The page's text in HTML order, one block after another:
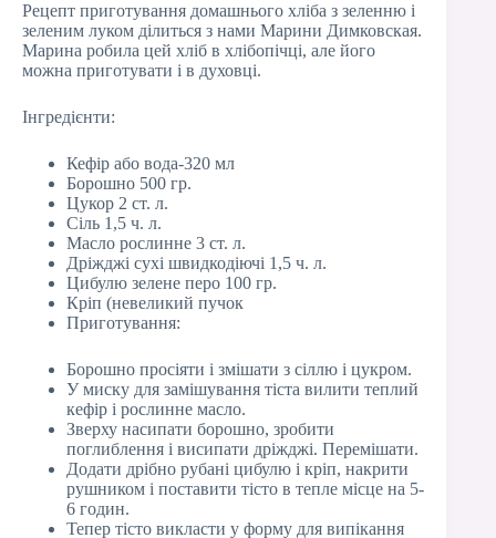
Рецепт приготування домашнього хліба з зеленню і
зеленим луком ділиться з нами Марини Димковская.
Марина робила цей хліб в хлібопічці, але його
можна приготувати і в духовці.
Інгредієнти:
Кефір або вода-320 мл
Борошно 500 гр.
Цукор 2 ст. л.
Сіль 1,5 ч. л.
Масло рослинне 3 ст. л.
Дріжджі сухі швидкодіючі 1,5 ч. л.
Цибулю зелене перо 100 гр.
Кріп (невеликий пучок
Приготування:
Борошно просіяти і змішати з сіллю і цукром.
У миску для замішування тіста вилити теплий
кефір і рослинне масло.
Зверху насипати борошно, зробити
поглиблення і висипати дріжджі. Перемішати.
Додати дрібно рубані цибулю і кріп, накрити
рушником і поставити тісто в тепле місце на 5-
6 годин.
Тепер тісто викласти у форму для випікання